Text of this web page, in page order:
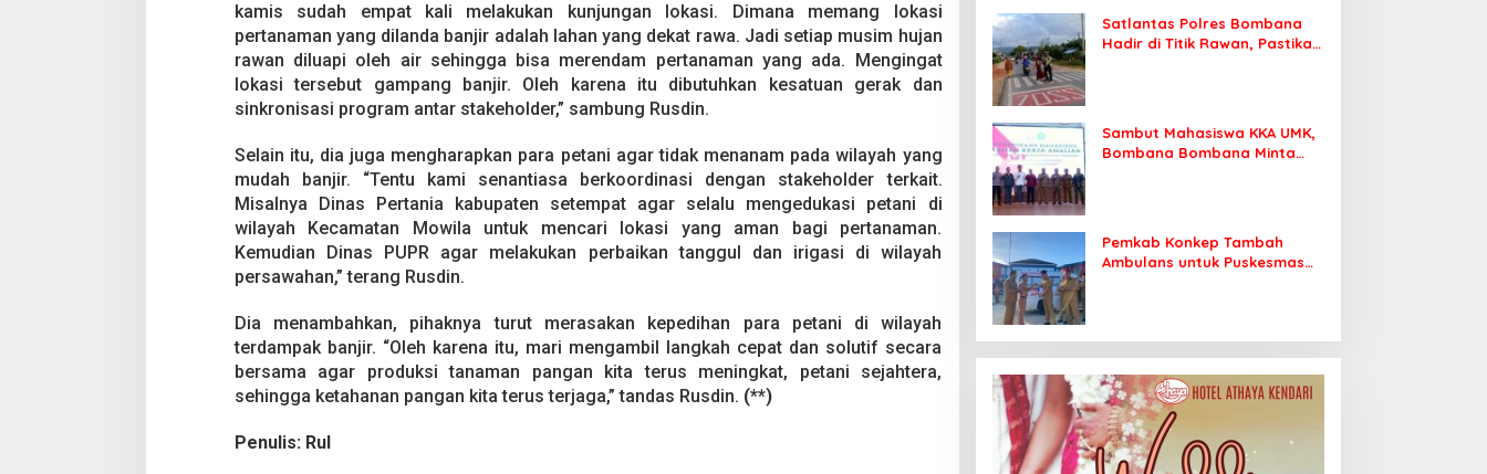
kamis sudah empat kali melakukan kunjungan lokasi. Dimana memang lokasi
pertanaman yang dilanda banjir adalah lahan yang dekat rawa. Jadi setiap musim hujan
rawan diluapi oleh air sehingga bisa merendam pertanaman yang ada. Mengingat
lokasi tersebut gampang banjir. Oleh karena itu dibutuhkan kesatuan gerak dan
sinkronisasi program antar stakeholder,” sambung Rusdin.
Selain itu, dia juga mengharapkan para petani agar tidak menanam pada wilayah yang
mudah banjir. “Tentu kami senantiasa berkoordinasi dengan stakeholder terkait.
Misalnya Dinas Pertania kabupaten setempat agar selalu mengedukasi petani di
wilayah Kecamatan Mowila untuk mencari lokasi yang aman bagi pertanaman.
Kemudian Dinas PUPR agar melakukan perbaikan tanggul dan irigasi di wilayah
persawahan,” terang Rusdin.
Dia menambahkan, pihaknya turut merasakan kepedihan para petani di wilayah
terdampak banjir. “Oleh karena itu, mari mengambil langkah cepat dan solutif secara
bersama agar produksi tanaman pangan kita terus meningkat, petani sejahtera,
sehingga ketahanan pangan kita terus terjaga,” tandas Rusdin. (**)
Penulis: Rul
Satlantas Polres Bombana
Hadir di Titik Rawan, Pastikan
Sambut Mahasiswa KKA UMK,
Bombana Bombana Minta
Pemkab Konkep Tambah
Ambulans untuk Puskesmas